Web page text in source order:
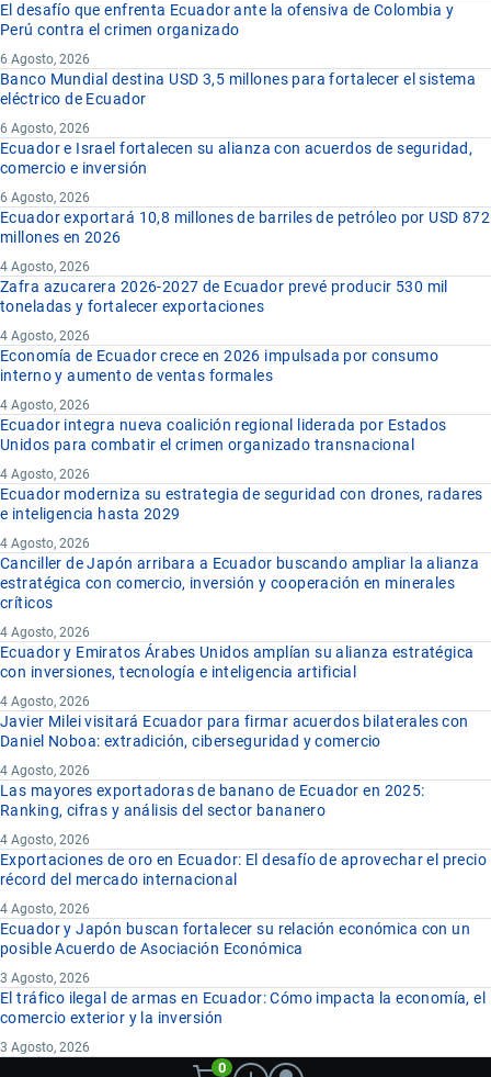
El desafío que enfrenta Ecuador ante la ofensiva de Colombia y
Perú contra el crimen organizado
6 Agosto, 2026
Banco Mundial destina USD 3,5 millones para fortalecer el sistema
eléctrico de Ecuador
6 Agosto, 2026
Ecuador e Israel fortalecen su alianza con acuerdos de seguridad,
comercio e inversión
6 Agosto, 2026
Ecuador exportará 10,8 millones de barriles de petróleo por USD 872
millones en 2026
4 Agosto, 2026
Zafra azucarera 2026-2027 de Ecuador prevé producir 530 mil
toneladas y fortalecer exportaciones
4 Agosto, 2026
Economía de Ecuador crece en 2026 impulsada por consumo
interno y aumento de ventas formales
4 Agosto, 2026
Ecuador integra nueva coalición regional liderada por Estados
Unidos para combatir el crimen organizado transnacional
4 Agosto, 2026
Ecuador moderniza su estrategia de seguridad con drones, radares
e inteligencia hasta 2029
4 Agosto, 2026
Canciller de Japón arribara a Ecuador buscando ampliar la alianza
estratégica con comercio, inversión y cooperación en minerales
críticos
4 Agosto, 2026
Ecuador y Emiratos Árabes Unidos amplían su alianza estratégica
con inversiones, tecnología e inteligencia artificial
4 Agosto, 2026
Javier Milei visitará Ecuador para firmar acuerdos bilaterales con
Daniel Noboa: extradición, ciberseguridad y comercio
4 Agosto, 2026
Las mayores exportadoras de banano de Ecuador en 2025:
Ranking, cifras y análisis del sector bananero
4 Agosto, 2026
Exportaciones de oro en Ecuador: El desafío de aprovechar el precio
récord del mercado internacional
4 Agosto, 2026
Ecuador y Japón buscan fortalecer su relación económica con un
posible Acuerdo de Asociación Económica
3 Agosto, 2026
El tráfico ilegal de armas en Ecuador: Cómo impacta la economía, el
comercio exterior y la inversión
3 Agosto, 2026
0